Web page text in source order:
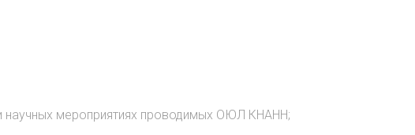
научных мероприятиях проводимых ОЮЛ КНАНН;